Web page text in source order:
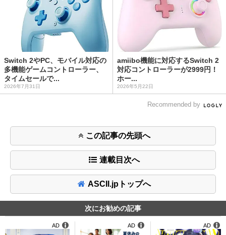
Switch 2やPC、モバイル対応の
多機能ゲームコントローラー、
タイムセールで...
2026年7月31日
amiibo機能に対応するSwitch 2
対応コントローラーが2999円！
ホー...
2026年5月22日
Recommended by
この記事の先頭へ
連載目次へ
ASCII.jpトップへ
次にお勧めの記事
AD AD AD